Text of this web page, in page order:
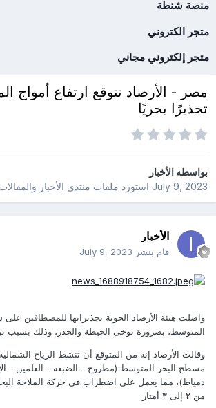
منصة شنطة
متجر الكتروني
متجر إلكتروني مجاني
مصر - الأرصاد تتوقع ارتفاع أمواج
تحذيرًا بحريًا
بواسطهالأخبار
July 9, 2023استورد ملفات منتدى الأخبار
الأخبار
قام بنشر July 9, 2023
واصلت هيئة الأرصاد الجوية تحذيراتها للمصطافين على
المتوسط، بضرورة توخى الحيطة والحذر، وذلك بسبب
وقالت الأرصاد إنه من المتوقع أن تنشط الرياح
مسطح البحر المتوسط (مطروح - الضبعه - العلمين -
دمياط)، مما يعمل على اضطراب فى حركة الملاحة
من ٢ إلى ٣ أمتار.